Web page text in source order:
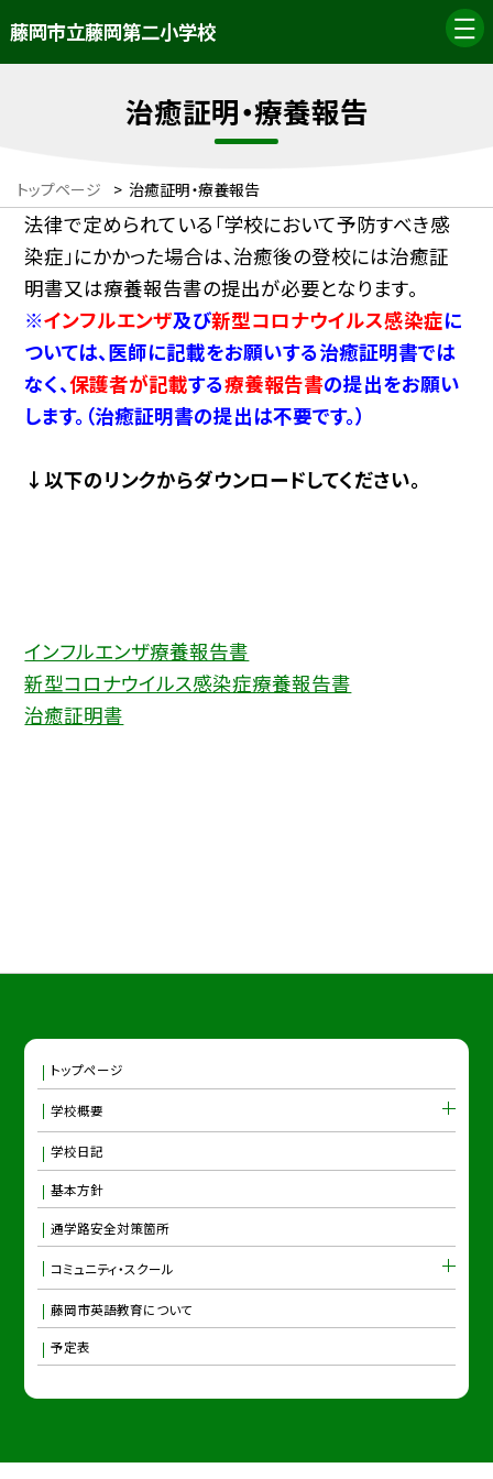
藤岡市立藤岡第二小学校
治癒証明・療養報告
トップページ > 治癒証明・療養報告
法律で定められている「学校において予防すべき感
染症」にかかった場合は、治癒後の登校には治癒証
明書又は療養報告書の提出が必要となります。
※インフルエンザ及び新型コロナウイルス感染症に
ついては、医師に記載をお願いする治癒証明書では
なく、保護者が記載する療養報告書の提出をお願い
します。（治癒証明書の提出は不要です。）
↓以下のリンクからダウンロードしてください。
インフルエンザ療養報告書
新型コロナウイルス感染症療養報告書
治癒証明書
トップページ
学校概要
学校日記
基本方針
通学路安全対策箇所
コミュニティ・スクール
藤岡市英語教育について
予定表